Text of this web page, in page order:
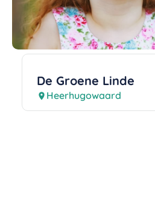
De Groene Linde
Heerhugowaard